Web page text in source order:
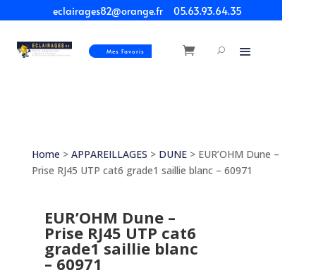
eclairages82@orange.fr 05.63.93.64.35
Mes Favoris
Home > APPAREILLAGES > DUNE> EUR’OHM Dune –
Prise RJ45 UTP cat6 grade1 saillie blanc – 60971
EUR’OHM Dune –
Prise RJ45 UTP cat6
grade1 saillie blanc
– 60971